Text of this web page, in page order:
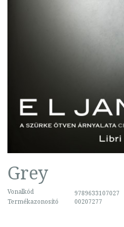
Grey
Vonalkód
9789633107027
Termékazonosító
00207277